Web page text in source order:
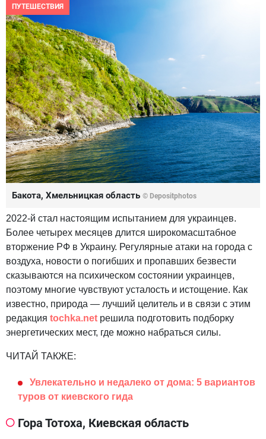
ПУТЕШЕСТВИЯ
Бакота, Хмельницкая область © Depositphotos
2022-й стал настоящим испытанием для украинцев.
Более четырех месяцев длится широкомасштабное
вторжение РФ в Украину. Регулярные атаки на города с
воздуха, новости о погибших и пропавших безвести
сказываются на психическом состоянии украинцев,
поэтому многие чувствуют усталость и истощение. Как
известно, природа — лучший целитель и в связи с этим
редакция tochka.net решила подготовить подборку
энергетических мест, где можно набраться силы.
ЧИТАЙ ТАКЖЕ:
Увлекательно и недалеко от дома: 5 вариантов
туров от киевского гида
Гора Тотоха, Киевская область